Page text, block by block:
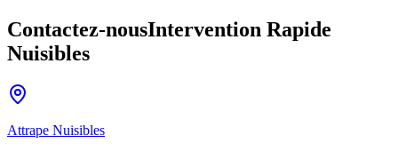
Contactez-nousIntervention Rapide
Nuisibles
Attrape Nuisibles